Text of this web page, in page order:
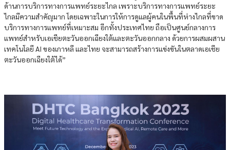
ด้านการบริการทางการแพทย์ระยะไกล เพราะบริการทางการแพทย์ระยะ
ไกลมีความสำคัญมาก โดยเฉพาะในการให้การดูแลผู้คนในพื้นที่ห่างไกลที่ขาด
บริการทางการแพทย์ที่เหมาะสม อีกทั้งประเทศไทย ถือเป็นศูนย์กลางการ
แพทย์สำหรับเอเชียตะวันออกเฉียงใต้และตะวันออกกลาง ด้วยการผสมผสาน
เทคโนโลยี AI ของเกาหลี และไทย จะสามารถสร้างการแข่งขันในตลาดเอเชีย
ตะวันออกเฉียงใต้ได้”